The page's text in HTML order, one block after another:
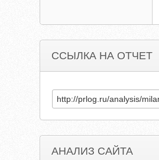
ССЫЛКА НА ОТЧЕТ
АНАЛИЗ САЙТА